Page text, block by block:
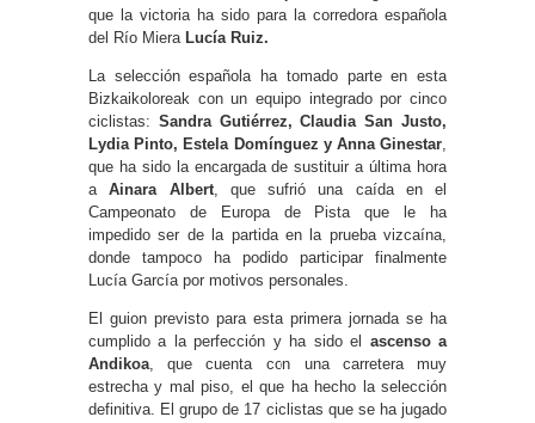
que la victoria ha sido para la corredora española
del Río Miera Lucía Ruiz.
La selección española ha tomado parte en esta
Bizkaikoloreak con un equipo integrado por cinco
ciclistas: Sandra Gutiérrez, Claudia San Justo,
Lydia Pinto, Estela Domínguez y Anna Ginestar
que ha sido la encargada de sustituir a última hora
aAinara Albert, que sufrió una caída en el
Campeonato de Europa de Pista que le ha
impedido ser de la partida en la prueba vizcaína,
donde tampoco ha podido participar finalmente
Lucía García por motivos personales.
El guion previsto para esta primera jornada se ha
cumplido a la perfección y ha sido el ascenso a
Andikoa , que cuenta con una carretera muy
estrecha y mal piso, el que ha hecho la selección
definitiva. El grupo de 17 ciclistas que se ha jugado